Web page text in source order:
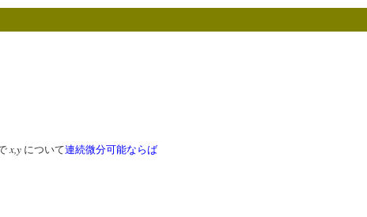
x,y について連続微分可能ならば